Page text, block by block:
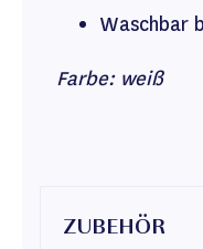
Waschbar
Farbe: weiß
ZUBEHÖR